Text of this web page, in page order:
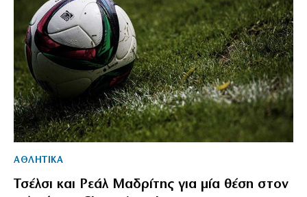
ΑΘΛΗΤΙΚΑ
Τσέλσι και Ρεάλ Μαδρίτης για μία θέση στον